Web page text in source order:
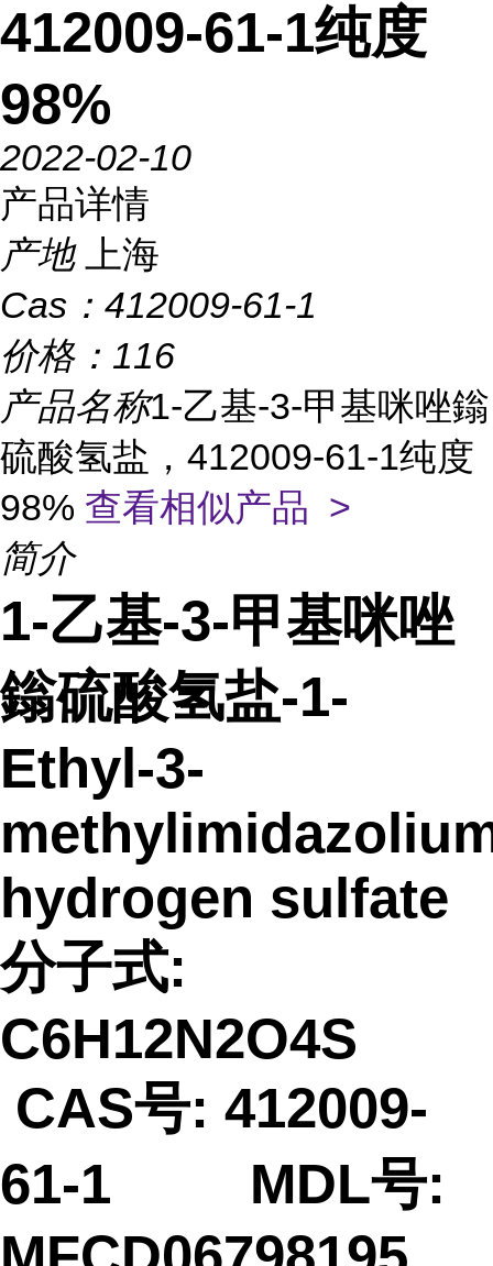
412009-61-1纯度
98%
2022-02-10
产品详情
产地
上海
Cas： 412009-61-1
价格： 116
产品名称1-乙基-3-甲基咪唑鎓
硫酸氢盐，412009-61-1纯度
98% 查看相似产品 >
简介
1-乙基-3-甲基咪唑
鎓硫酸氢盐-1-
Ethyl-3-
hydrogen sulfate
分子式:
C6H12N2O4S
CAS号: 412009-
61-1 MDL号: